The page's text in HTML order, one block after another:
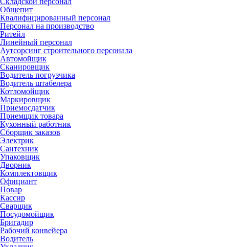
Общепит
Квалифицированный персонал
Персонал на производство
Ритейл
Линейный персонал
Аутсорсинг строительного персонала
Автомойщик
Сканировщик
Водитель погрузчика
Водитель штабелера
Котломойщик
Маркировщик
Приемосдатчик
Приемщик товара
Кухонный работник
Сборщик заказов
Электрик
Сантехник
Упаковщик
Дворник
Комплектовщик
Официант
Повар
Кассир
Сварщик
Посудомойщик
Бригадир
Рабочий конвейера
Водитель